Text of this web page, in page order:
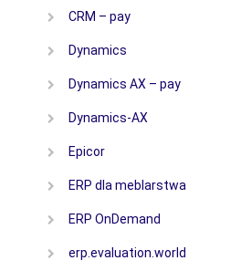
CRM – pay
Dynamics
Dynamics AX – pay
Dynamics-AX
Epicor
ERP dla meblarstwa
ERP OnDemand
erp.evaluation.world